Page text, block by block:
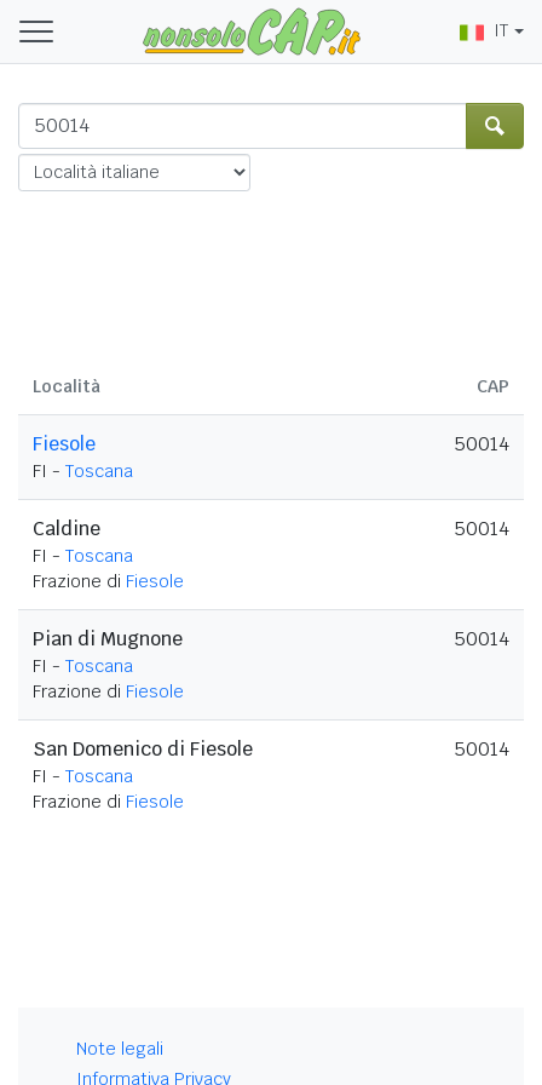
IT
Località CAP
Fiesole
FI - Toscana
50014
Caldine
FI - Toscana
Frazione di Fiesole
50014
Pian di Mugnone
FI - Toscana
Frazione di Fiesole
50014
San Domenico di Fiesole
FI - Toscana
Frazione di Fiesole
50014
Note legali
Informativa Privacy